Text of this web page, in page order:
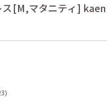
ス[M,マタニティ] kaen